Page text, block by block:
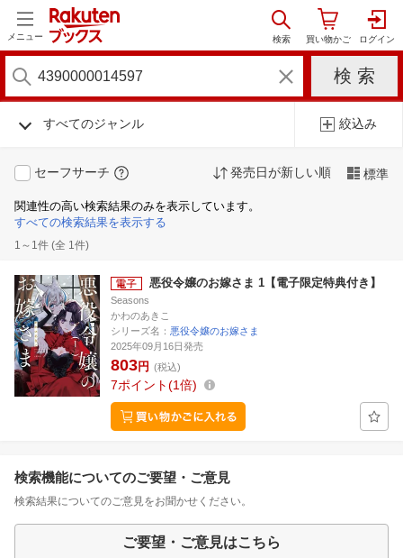
メニュー
すべてのジャンル 絞込み
セーフサーチ 発売日が新しい順 標準
関連性の高い検索結果のみを表示しています。
すべての検索結果を表示する
1～1件 (全 1件)
悪役令嬢のお嫁さま 1【電子限定特典付き】
Seasons
かわのあきこ
シリーズ名： 悪役令嬢のお嫁さま
2025年09月16日発売
803円 (税込)
7ポイント 1倍
検索機能についてのご要望・ご意見
検索結果についてのご意見をお聞かせください。
ご要望・ご意見はこちら